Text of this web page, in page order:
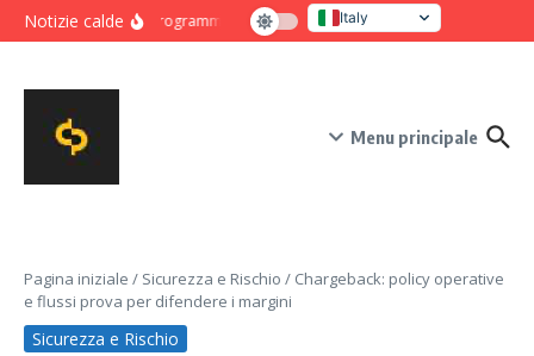
Salta al contenuto
Notizie calde Programma intensivo di novanta giorni per crescita e
Italy
United States
Menu principale
Pagina iniziale / Sicurezza e Rischio / Chargeback: policy operative
e flussi prova per difendere i margini
Sicurezza e Rischio